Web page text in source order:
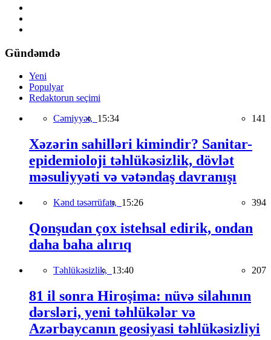
Gündəmdə
Yeni
Populyar
Redaktorun seçimi
Cəmiyyət, 15:34 141
Xəzərin sahilləri kimindir? Sanitar-
epidemioloji təhlükəsizlik, dövlət
məsuliyyəti və vətəndaş davranışı
Kənd təsərrüfatı, 15:26 394
Qonşudan çox istehsal edirik, ondan
daha baha alırıq
Təhlükəsizlik, 13:40 207
81 il sonra Hiroşima: nüvə silahının
dərsləri, yeni təhlükələr və
Azərbaycanın geosiyasi təhlükəsizliyi